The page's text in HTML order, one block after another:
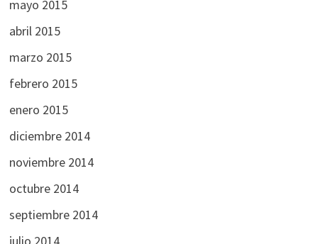
mayo 2015
abril 2015
marzo 2015
febrero 2015
enero 2015
diciembre 2014
noviembre 2014
octubre 2014
septiembre 2014